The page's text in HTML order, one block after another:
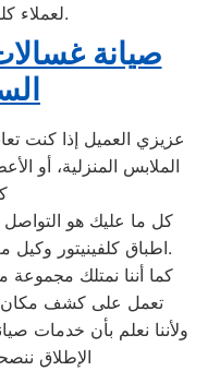
لعملاء كلفينيتور في مصر.
صيانة
عزيزي العميل إذا كنت
الملابس المنزلية، أو
كل ما عليك هو
اطباق كلفينيتور وكيل معتمد لأجهزة كلفينيتور في مصر.
كما أننا نمتلك مجموعة
تعمل على كشف مكان
ولأننا نعلم بأن خدمات
الإطلاق